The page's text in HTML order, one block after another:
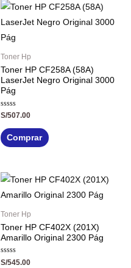
Toner Hp
Toner HP CF258A (58A)
LaserJet Negro Original 3000
Pág
Valorado
de
5
S/507.00
Comprar
Toner Hp
Toner HP CF402X (201X)
Amarillo Original 2300 Pág
Valorado
S/545.00